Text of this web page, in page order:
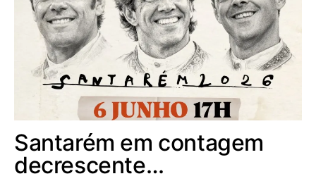
Santarém em contagem
decrescente…